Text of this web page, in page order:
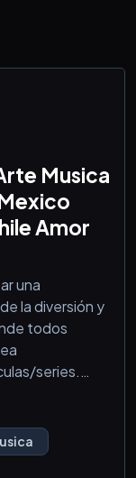
Musica
Amor
una
la diversión y
todos
series.
el server
y